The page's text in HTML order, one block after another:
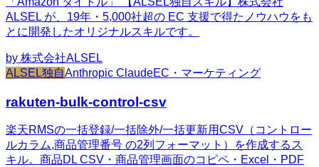
ALSEL が、19年・5,000社超の EC 支援で得たノウハウをも
とに開発したオリジナルスキルです。
by 株式会社ALSEL
ALSEL独自Anthropic ClaudeEC・マーケティング
rakuten-bulk-control-csv
楽天RMSの一括登録/一括除外/一括更新用CSV（コントロー
ルカラム,商品管理番号 の2列フォーマット）を作成するス
キル。商品DL CSV・商品管理画面のコピペ・Excel・PDF